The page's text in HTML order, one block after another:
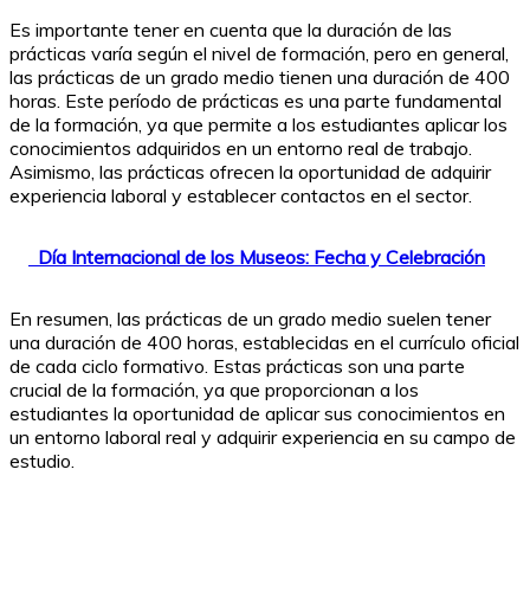
Es importante tener en cuenta que la duración de las
prácticas varía según el nivel de formación, pero en general,
las prácticas de un grado medio tienen una duración de 400
horas. Este período de prácticas es una parte fundamental
de la formación, ya que permite a los estudiantes aplicar los
conocimientos adquiridos en un entorno real de trabajo.
Asimismo, las prácticas ofrecen la oportunidad de adquirir
experiencia laboral y establecer contactos en el sector.
Día Internacional de los Museos: Fecha y Celebración
En resumen, las prácticas de un grado medio suelen tener
una duración de 400 horas, establecidas en el currículo oficial
de cada ciclo formativo. Estas prácticas son una parte
crucial de la formación, ya que proporcionan a los
estudiantes la oportunidad de aplicar sus conocimientos en
un entorno laboral real y adquirir experiencia en su campo de
estudio.